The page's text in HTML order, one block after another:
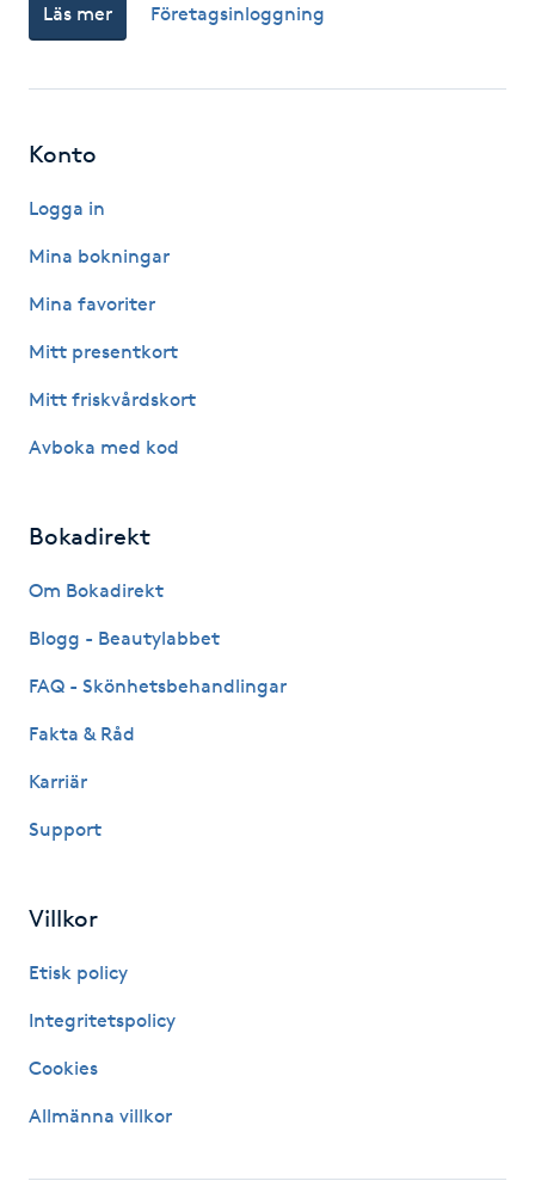
Laserbehandling
LPG
LPG-massage
Läpptatuering
M
Makeup
Meditation
Läs mer Företagsinloggning
Konto
Logga in
Mina bokningar
Mina favoriter
Mitt presentkort
Mitt friskvårdskort
Avboka med kod
Bokadirekt
Om Bokadirekt
Blogg - Beautylabbet
FAQ - Skönhetsbehandlingar
Fakta & Råd
Karriär
Support
Villkor
Etisk policy
Integritetspolicy
Cookies
Allmänna villkor